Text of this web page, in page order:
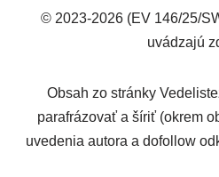
© 2023-2026 (EV 146/25/
uvádzajú
Obsah zo stránky
parafrázovať a šíriť (okrem
uvedenia autora a dofollow